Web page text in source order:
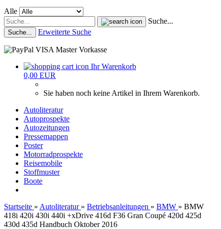
Alle
Suche...
Suche... Erweiterte Suche
Ihr Warenkorb
0,00 EUR
Sie haben noch keine Artikel in Ihrem Warenkorb.
Autoliteratur
Autoprospekte
Autozeitungen
Pressemappen
Poster
Motorradprospekte
Reisemobile
Stoffmuster
Boote
Startseite » Autoliteratur » Betriebsanleitungen » BMW » BMW
418i 420i 430i 440i +xDrive 416d F36 Gran Coupé 420d 425d
430d 435d Handbuch Oktober 2016